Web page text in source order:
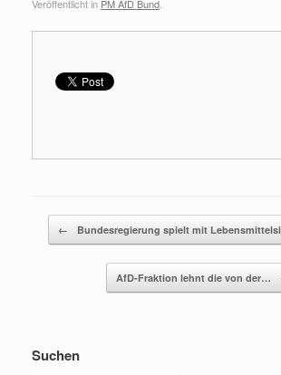
Veröffentlicht in PM AfD Bund
Beitragsnavigation
← Bundesregierung spielt mit
AfD-Fraktion lehnt die von der…
Suchen